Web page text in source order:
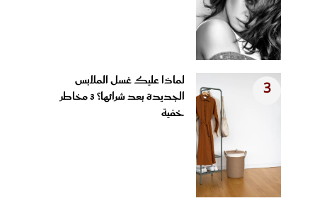
3
لماذا عليك غسل الملابس
الجديدة بعد شرائها؟ 3 مخاطر
خفية